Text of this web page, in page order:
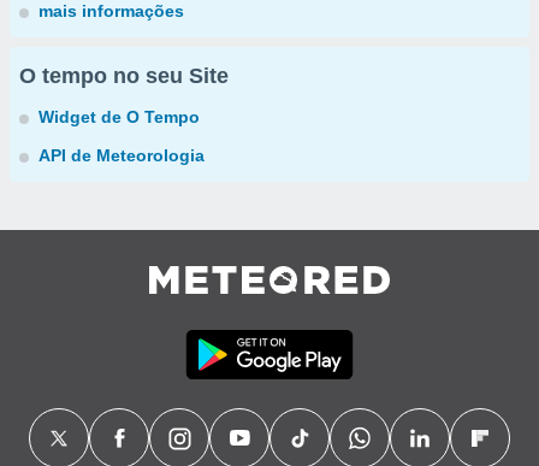
mais informações
O tempo no seu Site
Widget de O Tempo
API de Meteorologia